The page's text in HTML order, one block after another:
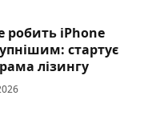
робить iPhone
стартує
лізингу